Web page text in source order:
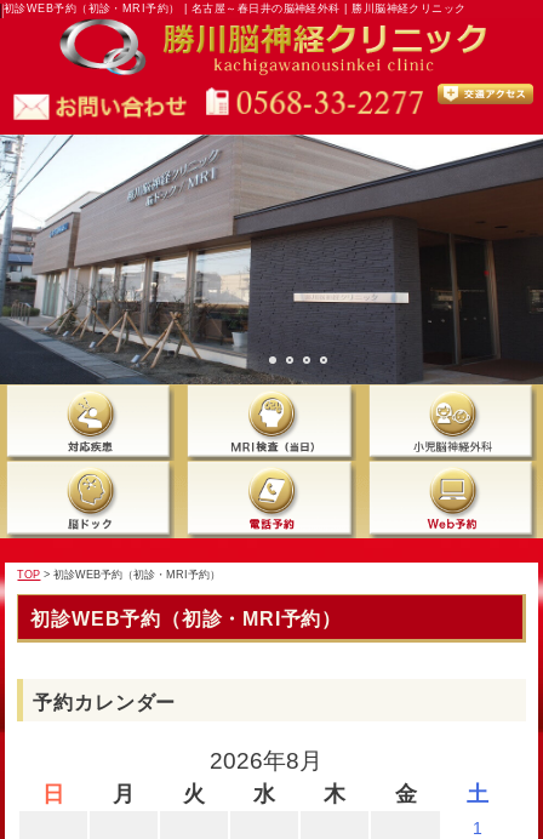
初診WEB予約（初診・MRI予約） | 名古屋～春日井の脳神経外科 | 勝川脳神経クリニック
TOP > 初診WEB予約（初診・MRI予約）
初診WEB予約（初診・MRI予約）
予約カレンダー
2026年8月
日 月 火 水 木 金 土
1